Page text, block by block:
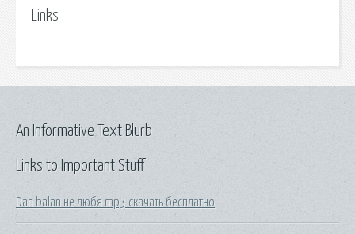
Links
Links to Important Stuff
Dan balan не любя mp3 скачать бесплатно
An Informative Text Blurb